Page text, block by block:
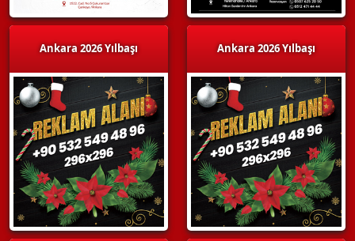
Ankara 2026 Yılbaşı Ankara 2026 Yılbaşı